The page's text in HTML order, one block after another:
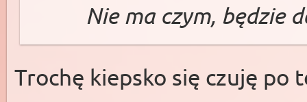
Nie ma czym, będzie
Trochę kiepsko się czuję